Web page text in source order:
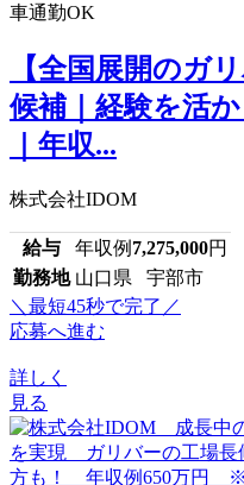
車通勤OK
【全国展開のガ
候補｜経験を活
｜年収...
株式会社IDOM
給与 年収例 7,275,000円
勤務地 山口県 宇部市
＼最短45秒で完了／
応募へ進む
詳しく
見る